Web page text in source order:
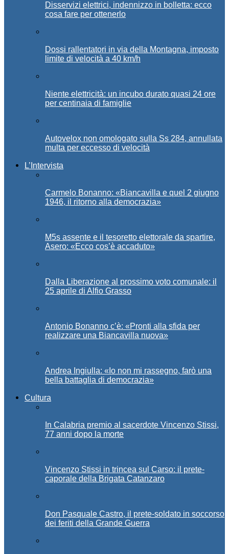
Disservizi elettrici, indennizzo in bolletta: ecco
cosa fare per ottenerlo
Dossi rallentatori in via della Montagna, imposto
limite di velocità a 40 km/h
Niente elettricità: un incubo durato quasi 24 ore
per centinaia di famiglie
Autovelox non omologato sulla Ss 284, annullata
multa per eccesso di velocità
L’Intervista
Carmelo Bonanno: «Biancavilla e quel 2 giugno
1946, il ritorno alla democrazia»
M5s assente e il tesoretto elettorale da spartire,
Asero: «Ecco cos’è accaduto»
Dalla Liberazione al prossimo voto comunale: il
25 aprile di Alfio Grasso
Antonio Bonanno c’è: «Pronti alla sfida per
realizzare una Biancavilla nuova»
Andrea Ingiulla: «Io non mi rassegno, farò una
bella battaglia di democrazia»
Cultura
In Calabria premio al sacerdote Vincenzo Stissi,
77 anni dopo la morte
Vincenzo Stissi in trincea sul Carso: il prete-
caporale della Brigata Catanzaro
Don Pasquale Castro, il prete-soldato in soccorso
dei feriti della Grande Guerra